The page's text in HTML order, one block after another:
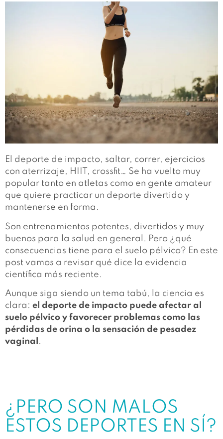
El deporte de impacto, saltar, correr, ejercicios
con aterrizaje, HIIT, crossfit… Se ha vuelto muy
popular tanto en atletas como en gente amateur
que quiere practicar un deporte divertido y
mantenerse en forma.
Son entrenamientos potentes, divertidos y muy
buenos para la salud en general. Pero ¿qué
consecuencias tiene para el suelo pélvico? En este
post vamos a revisar qué dice la evidencia
científica más reciente.
Aunque siga siendo un tema tabú, la ciencia es
clara: el deporte de impacto puede afectar al
suelo pélvico y favorecer problemas como las
pérdidas de orina o la sensación de pesadez
vaginal .
¿PERO SON MALOS
ESTOS DEPORTES EN SÍ?